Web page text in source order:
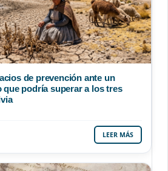
de prevención ante un
que podría superar a los tres
LEER MÁS